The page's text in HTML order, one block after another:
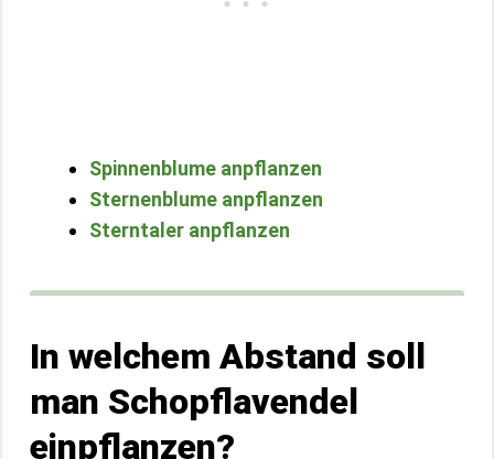
Spinnenblume anpflanzen
Sternenblume anpflanzen
Sterntaler anpflanzen
In welchem Abstand soll
man Schopflavendel
einpflanzen?